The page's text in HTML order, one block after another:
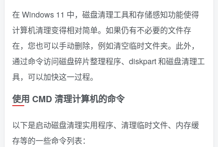
在 Windows 11 中，磁盘清理工具和存储感知功能使得
计算机清理变得相对简单。如果仍有不必要的文件存
在，您也可以手动删除，例如清空临时文件夹。此外，
通过命令访问磁盘碎片整理程序、diskpart 和磁盘清理工
具，可以加快这一过程。
使用 CMD 清理计算机的命令
以下是启动磁盘清理实用程序、清理临时文件、内存缓
存等的一些命令列表：